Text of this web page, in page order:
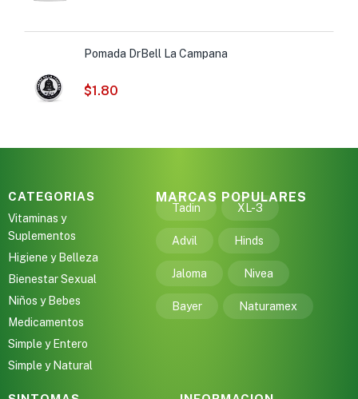
Pomada DrBell La Campana
$1.80
CATEGORIAS
Vitaminas y
Suplementos
Higiene y Belleza
Bienestar Sexual
Niños y Bebes
Medicamentos
Simple y Entero
Simple y Natural
MARCAS POPULARES
Tadin XL-3
Advil Hinds
Jaloma Nivea
Bayer Naturamex